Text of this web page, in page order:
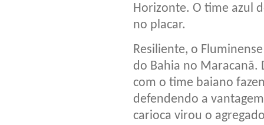
Horizonte. O time azul
no placar.
Resiliente, o
do Bahia no
com o time baiano
defendendo a
carioca virou o